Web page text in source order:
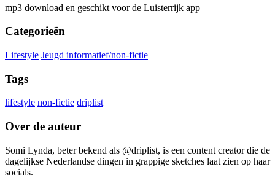
mp3 download en geschikt voor de Luisterrijk app
Categorieën
Lifestyle Jeugd informatief/non-fictie
Tags
lifestyle non-fictie driplist
Over de auteur
Somi Lynda, beter bekend als @driplist, is een content creator die de
dagelijkse Nederlandse dingen in grappige sketches laat zien op haar
socials.